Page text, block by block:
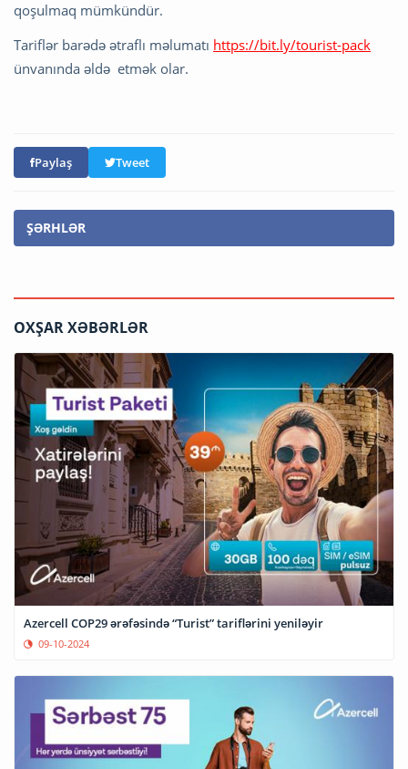
qoşulmaq mümkündür.
Tariflər barədə ətraflı məlumatı https://bit.ly/tourist-pack
ünvanında əldə etmək olar.
Paylaş Tweet
ŞƏRHLƏR
OXŞAR XƏBƏRLƏR
Azercell COP29 ərəfəsində “Turist” tariflərini yeniləyir
09-10-2024